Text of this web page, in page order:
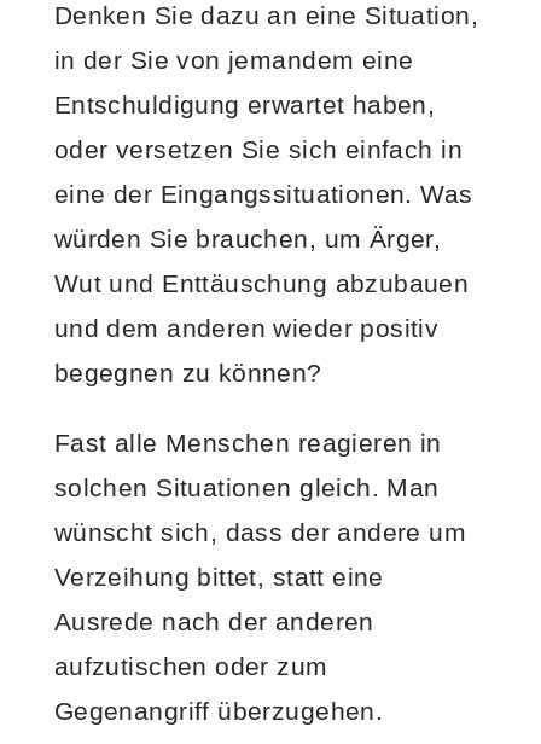
Denken Sie dazu an eine Situation,
in der Sie von jemandem eine
Entschuldigung erwartet haben,
oder versetzen Sie sich einfach in
eine der Eingangssituationen. Was
würden Sie brauchen, um Ärger,
Wut und Enttäuschung abzubauen
und dem anderen wieder positiv
begegnen zu können?
Fast alle Menschen reagieren in
solchen Situationen gleich. Man
wünscht sich, dass der andere um
Verzeihung bittet, statt eine
Ausrede nach der anderen
aufzutischen oder zum
Gegenangriff überzugehen.